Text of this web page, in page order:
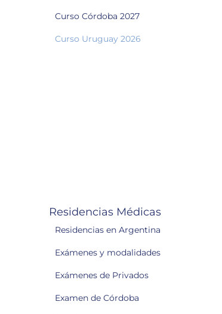
Curso Córdoba 2027
Curso Uruguay 2026
Residencias Médicas
Residencias en Argentina
Exámenes y modalidades
Exámenes de Privados
Examen de Córdoba